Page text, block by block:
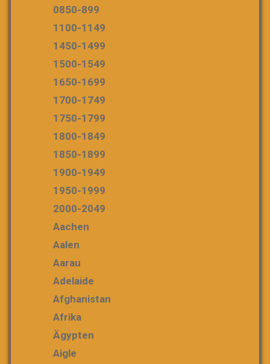
0850-899
1100-1149
1450-1499
1500-1549
1650-1699
1700-1749
1750-1799
1800-1849
1850-1899
1900-1949
1950-1999
2000-2049
Aachen
Aalen
Aarau
Adelaide
Afghanistan
Afrika
Ägypten
Aigle